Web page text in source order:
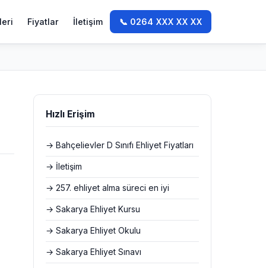
Fiyatlar İletişim 📞 0264 XXX XX XX
Hızlı Erişim
→ Bahçelievler D Sınıfı Ehliyet Fiyatları
→ İletişim
→ 257. ehliyet alma süreci en iyi
→ Sakarya Ehliyet Kursu
→ Sakarya Ehliyet Okulu
→ Sakarya Ehliyet Sınavı